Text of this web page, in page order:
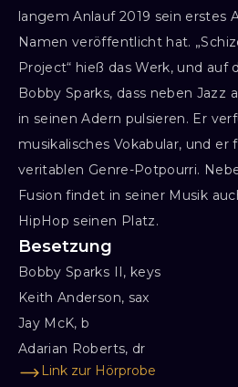
langem Anlauf 2019 sein erstes
Namen veröffentlicht hat.
Project“ hieß das Werk, und
Bobby Sparks, dass neben Jazz
in seinen Adern pulsieren. Er
musikalisches Vokabular, und
veritablen Genre-Potpourri.
Fusion findet in seiner Musik
HipHop seinen Platz.
Besetzung
Bobby Sparks II, keys
Keith Anderson, sax
Jay McK, b
Adarian Roberts, dr
Link zur Hörprobe